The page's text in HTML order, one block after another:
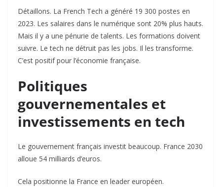
Détaillons. La French Tech a généré 19 300 postes en
2023. Les salaires dans le numérique sont 20% plus hauts.
Mais il y a une pénurie de talents. Les formations doivent
suivre. Le tech ne détruit pas les jobs. Il les transforme.
C’est positif pour l’économie française.
Politiques
gouvernementales et
investissements en tech
Le gouvernement français investit beaucoup. France 2030
alloue 54 milliards d’euros.
Cela positionne la France en leader européen.